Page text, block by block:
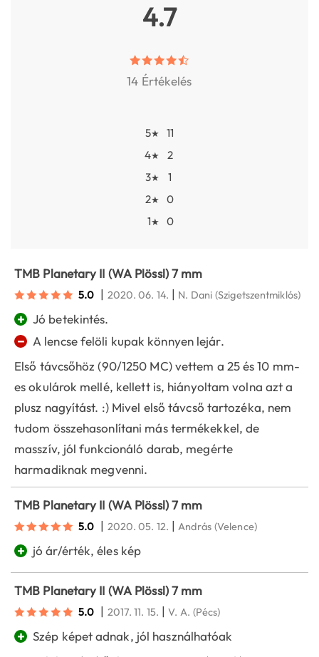
4.7
14 Értékelés
5★
11
4★
2
3★
1
2★
0
1★ 0
TMB Planetary II (WA Plössl) 7 mm
5.0 | 2020. 06. 14. | N. Dani (Szigetszentmiklós)
+ Jó betekintés.
− A lencse felöli kupak könnyen lejár.
Első távcsőhöz (90/1250 MC) vettem a 25 és 10 mm-
es okulárok mellé, kellett is, hiányoltam volna azt a
plusz nagyítást. :) Mivel első távcső tartozéka, nem
tudom összehasonlítani más termékekkel, de
masszív, jól funkcionáló darab, megérte
harmadiknak megvenni.
TMB Planetary II (WA Plössl) 7 mm
5.0 | 2020. 05. 12. |András (Velence)
+ jó ár/érték, éles kép
TMB Planetary II (WA Plössl) 7 mm
5.0 | 2017. 11. 15. |V. A. (Pécs)
+ Szép képet adnak, jól használhatóak